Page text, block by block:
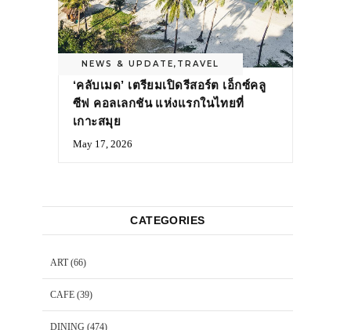
NEWS & UPDATE, TRAVEL
‘คลับเมด’ เตรียมเปิดรีสอร์ต เอ็กซ์คลู
ซีฟ คอลเลกชัน แห่งแรกในไทยที่
เกาะสมุย
May 17, 2026
CATEGORIES
ART(66)
CAFE (39)
DINING (474)